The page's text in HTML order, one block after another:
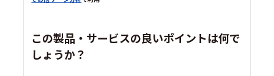
この製品・サービスの良いポイントは何で
しょうか？